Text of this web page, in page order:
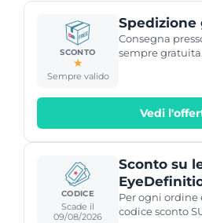
SCONTO
★
Sempre valido
Spedizione
Consegna
sempre gratuita.
Vedi
CODICE
Scade il
09/08/2026
Sconto su
Per ogni ordine
codice sconto